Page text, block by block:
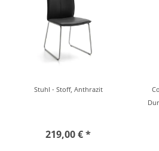
Stuhl - Stoff, Anthrazit
219,00 € *